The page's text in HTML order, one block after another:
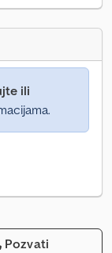
ili
Pozvati